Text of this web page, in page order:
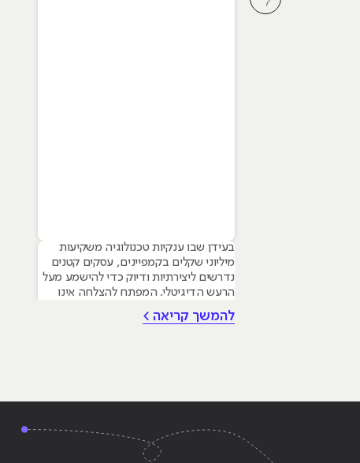
בעידן שבו ענקיות טכנולוגיה משקיעות
מיליוני שקלים בקמפיינים, עסקים קטנים
נדרשים ליצירתיות ודיוק כדי להישמע מעל
הרעש הדיגיטלי. המפתח להצלחה אינו
טמון בגודל התקציב, אלא ביכולת לשלב
עקרונות של שיווק דיגיטלי לעסקים קטנים
להמשך קריאה >
לחץ לשיקופית קודמת בסליידר מאמרים